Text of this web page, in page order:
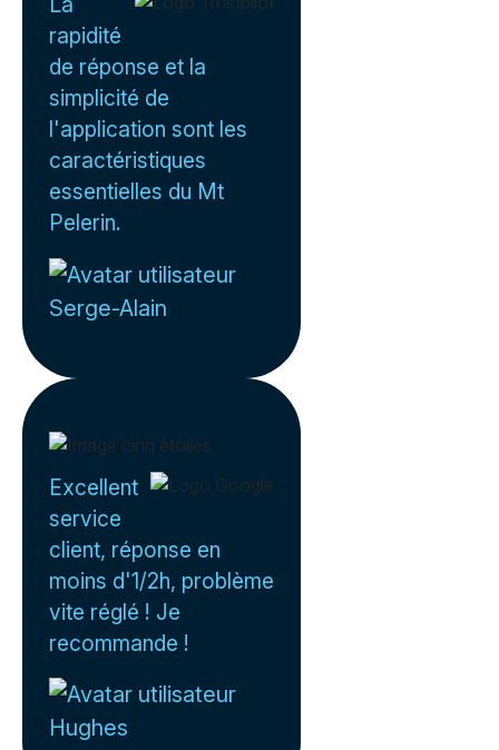
rapidité
de réponse et la
simplicité de
l'application sont les
caractéristiques
essentielles du Mt
Pelerin.
Serge-Alain
Excellent
service
client, réponse en
moins d'1/2h, problème
vite réglé ! Je
recommande !
Hughes